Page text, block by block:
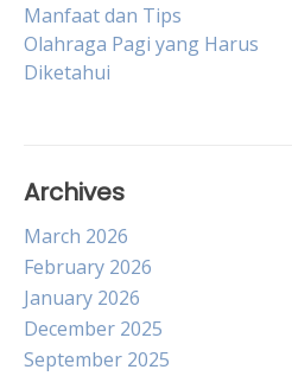
Post
navigation
Manfaat dan Tips
Olahraga Pagi yang Harus
Diketahui
Archives
March 2026
February 2026
January 2026
December 2025
September 2025